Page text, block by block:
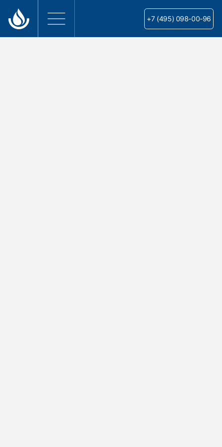
+7 (495) 098-00-96